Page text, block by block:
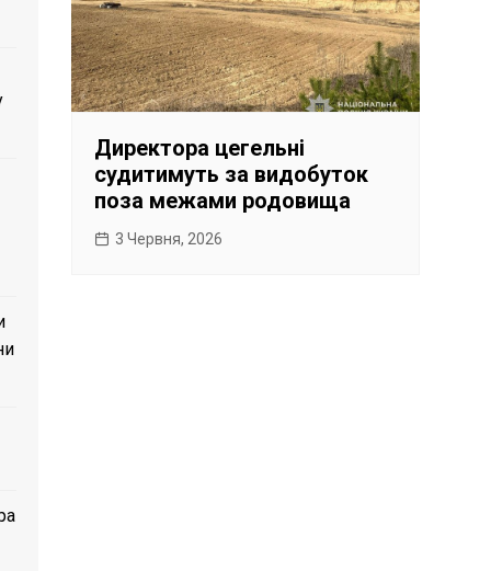
Директора цегельні
судитимуть за видобуток
поза межами родовища
3 Червня, 2026